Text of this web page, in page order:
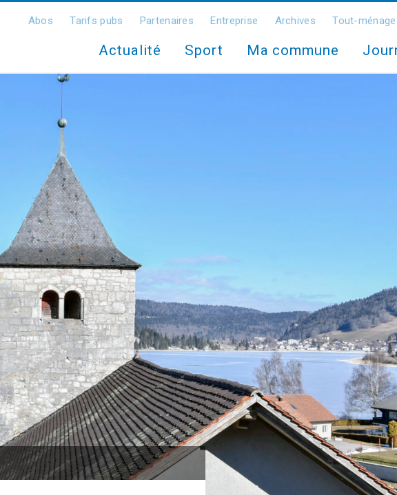
Abos Tarifs pubs Partenaires Entreprise Archives Tout-ménage
Actualité Sport Ma commune